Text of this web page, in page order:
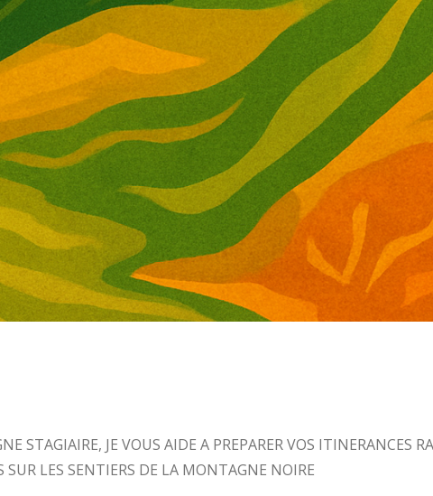
STAGIAIRE, JE VOUS AIDE A PREPARER VOS ITINERANCES
SUR LES SENTIERS DE LA MONTAGNE NOIRE